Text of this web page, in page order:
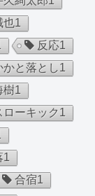
也1
反応1
かと落とし1
樹1
ローキック1
1
合宿1